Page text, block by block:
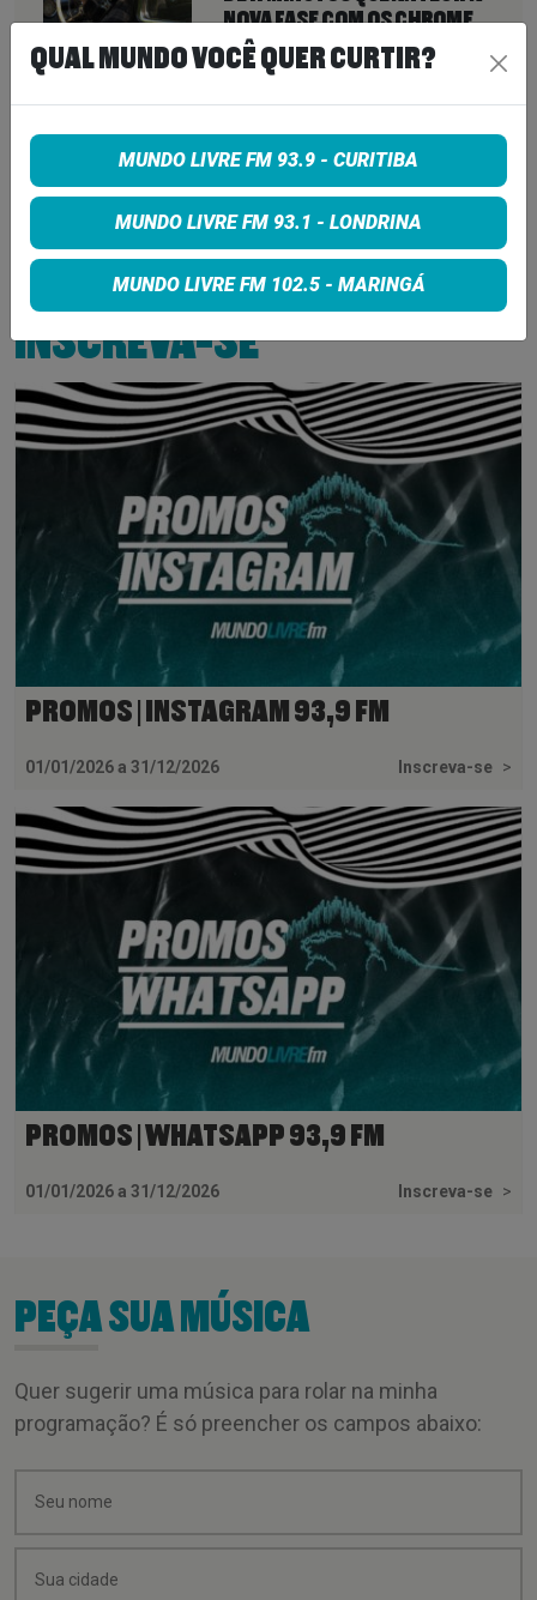
NOVA FASE COM OS CHROME
HEARTS
7 de agosto de 2026
PETER KATSIS, EMPRESÁRIO DO
KORN, LIMP BIZKIT E SMASHING
PUMPKINS, MORRE AOS 69 ANOS
7 de agosto de 2026
INSCREVA-SE
PROMOS | INSTAGRAM 93,9 FM
01/01/2026 a 31/12/2026 Inscreva-se >
PROMOS | WHATSAPP 93,9 FM
01/01/2026 a 31/12/2026 Inscreva-se >
PEÇA SUA MÚSICA
Quer sugerir uma música para rolar na minha
programação? É só preencher os campos abaixo:
QUAL MUNDO VOCÊ QUER CURTIR?
MUNDO LIVRE FM 93.9 - CURITIBA
MUNDO LIVRE FM 93.1 - LONDRINA
MUNDO LIVRE FM 102.5 - MARINGÁ